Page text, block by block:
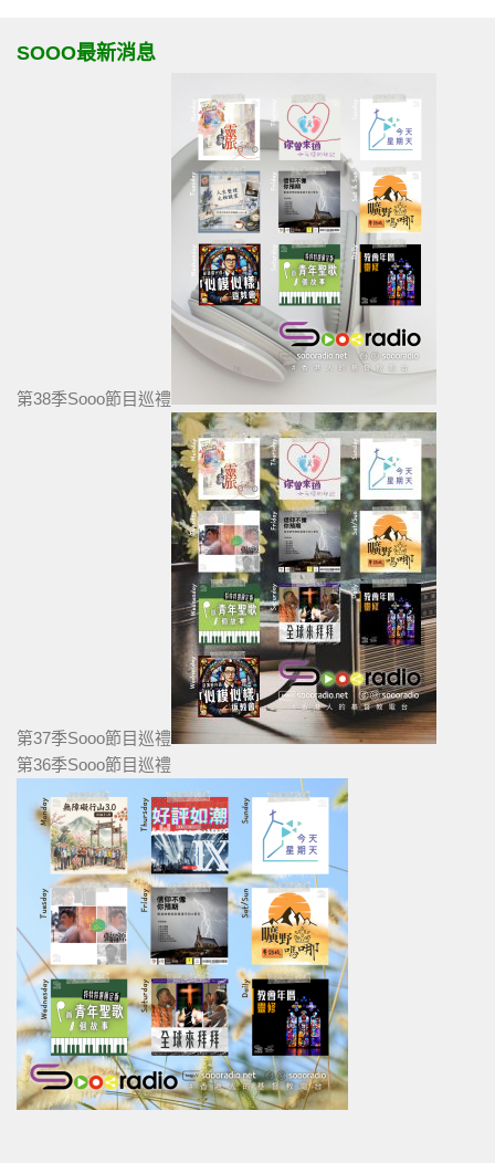
SOOO最新消息
第38季Sooo節目巡禮
第37季Sooo節目巡禮
第36季Sooo節目巡禮